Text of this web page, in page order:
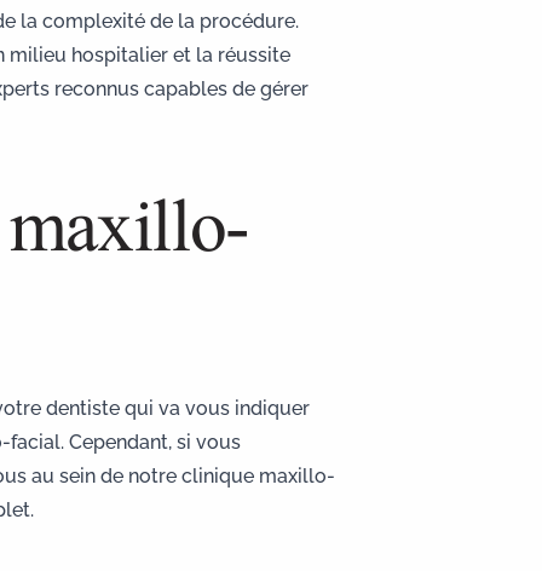
la complexité de la procédure.
milieu hospitalier et la réussite
reconnus capables de gérer
dentiste qui va vous indiquer
Cependant, si vous
au sein de notreclinique maxillo-